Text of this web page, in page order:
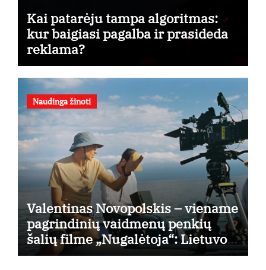
Kai patarėju tampa algoritmas:
kur baigiasi pagalba ir prasideda
reklama?
Naudinga žinoti
Valentinas Novopolskis – viename
pagrindinių vaidmenų penkių
šalių filme „Nugalėtoja“: Lietuvos
kino teatruose – nuo rugpjūčio 7-